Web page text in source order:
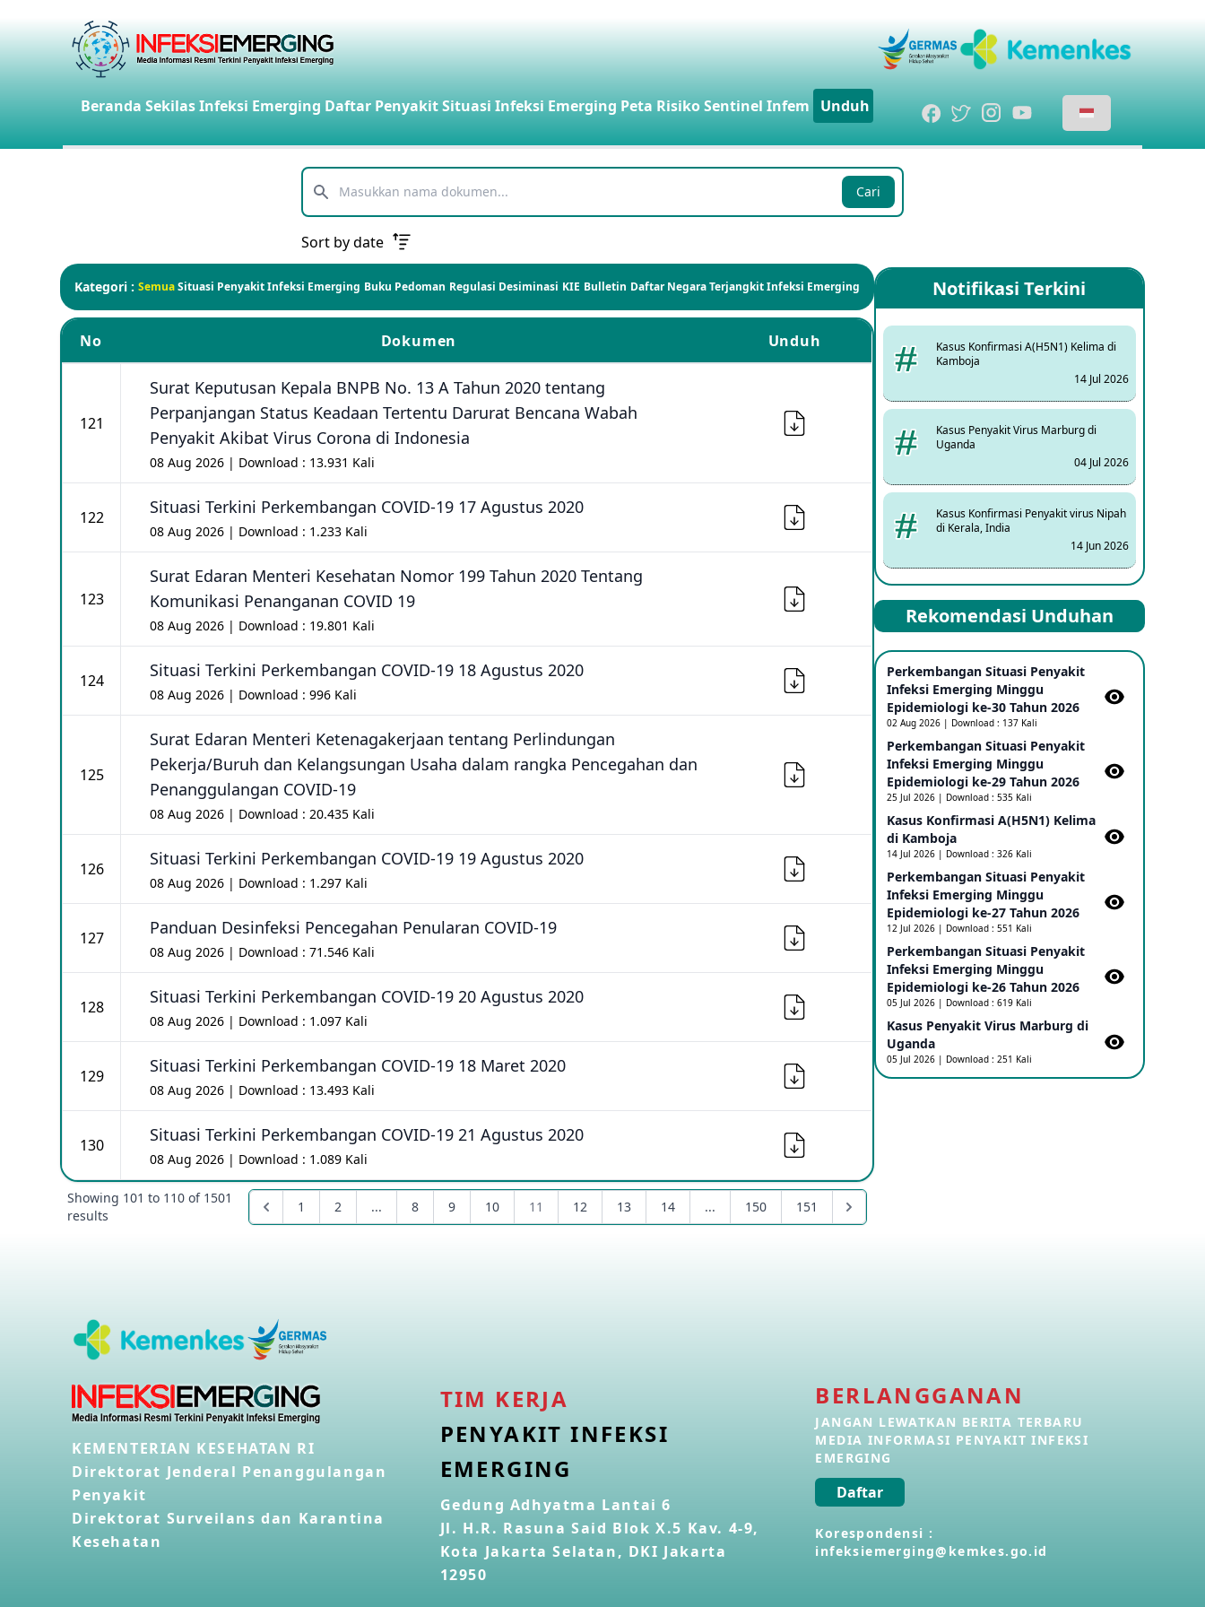
Beranda Sekilas Infeksi Emerging Daftar PenyakitSituasi Infeksi Emerging Peta RisikoSentinel Infem Unduh
Telusuri Cari
Sort by date
Kategori : Semua Situasi Penyakit Infeksi Emerging Buku Pedoman Regulasi Desiminasi KIE Bulletin Daftar Negara Terjangkit Infeksi Emerging
No Dokumen Unduh
121
Surat Keputusan Kepala BNPB No. 13 A Tahun 2020 tentang
Perpanjangan Status Keadaan Tertentu Darurat Bencana Wabah
Penyakit Akibat Virus Corona di Indonesia
08 Aug 2026 | Download : 13.931 Kali
122 Situasi Terkini Perkembangan COVID-19 17 Agustus 2020
08 Aug 2026 | Download : 1.233 Kali
123
Surat Edaran Menteri Kesehatan Nomor 199 Tahun 2020 Tentang
Komunikasi Penanganan COVID 19
08 Aug 2026 | Download : 19.801 Kali
124 Situasi Terkini Perkembangan COVID-19 18 Agustus 2020
08 Aug 2026 | Download : 996 Kali
125
Surat Edaran Menteri Ketenagakerjaan tentang Perlindungan
Pekerja/Buruh dan Kelangsungan Usaha dalam rangka Pencegahan dan
Penanggulangan COVID-19
08 Aug 2026 | Download : 20.435 Kali
126 Situasi Terkini Perkembangan COVID-19 19 Agustus 2020
08 Aug 2026 | Download : 1.297 Kali
127 Panduan Desinfeksi Pencegahan Penularan COVID-19
08 Aug 2026 | Download : 71.546 Kali
128 Situasi Terkini Perkembangan COVID-19 20 Agustus 2020
08 Aug 2026 | Download : 1.097 Kali
129 Situasi Terkini Perkembangan COVID-19 18 Maret 2020
08 Aug 2026 | Download : 13.493 Kali
130 Situasi Terkini Perkembangan COVID-19 21 Agustus 2020
08 Aug 2026 | Download : 1.089 Kali
Showing 101 to 110 of 1501
results
1 2 ... 8 9 10 11 12 13 14 ... 150 151
Notifikasi Terkini
Kasus Konfirmasi A(H5N1) Kelima di
Kamboja
14 Jul 2026
Kasus Penyakit Virus Marburg di
Uganda
04 Jul 2026
Kasus Konfirmasi Penyakit virus Nipah
di Kerala, India
14 Jun 2026
Kasus Dicurigai Penyakit virus Nipah di
Kerala, India
12 Jun 2026
Mpox Clade 1b di Taiwan
25 May 2026
Update Informasi PHEIC Penyakit
Ebola
23 May 2026
Penetapan Outbreak Penyakit Ebola di
RD Kongo dan Uganda Sebagai PHEIC
17 May 2026
Outbreak Penyakti Ebola di RD Kongo
Kasus Konfirmasi A(H5NN6) di Cina
Informasi Penyakit POH VAU yang
21 Apr 2026
Rekomendasi Unduhan
Perkembangan Situasi Penyakit
Infeksi Emerging Minggu
Epidemiologi ke-30 Tahun 2026
02 Aug 2026 | Download : 137 Kali
Perkembangan Situasi Penyakit
Infeksi Emerging Minggu
Epidemiologi ke-29 Tahun 2026
25 Jul 2026 | Download : 535 Kali
Kasus Konfirmasi A(H5N1) Kelima
di Kamboja​
14 Jul 2026 | Download : 326 Kali
Perkembangan Situasi Penyakit
Infeksi Emerging Minggu
Epidemiologi ke-27 Tahun 2026
12 Jul 2026 | Download : 551 Kali
Perkembangan Situasi Penyakit
Infeksi Emerging Minggu
Epidemiologi ke-26 Tahun 2026
05 Jul 2026 | Download : 619 Kali
Kasus Penyakit Virus Marburg di
Uganda
05 Jul 2026 | Download : 251 Kali
KEMENTERIAN KESEHATAN RI
Direktorat Jenderal Penanggulangan
Penyakit
Direktorat Surveilans dan Karantina
Kesehatan
TIM KERJA
PENYAKIT INFEKSI
EMERGING
Gedung Adhyatma Lantai 6
Jl. H.R. Rasuna Said Blok X.5 Kav. 4-9,
Kota Jakarta Selatan, DKI Jakarta
12950
BERLANGGANAN
JANGAN LEWATKAN BERITA TERBARU
MEDIA INFORMASI PENYAKIT INFEKSI
EMERGING
Daftar
Korespondensi :
infeksiemerging@kemkes.go.id